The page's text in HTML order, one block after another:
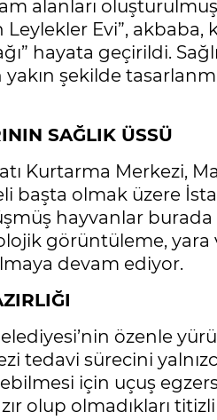
alanları
Leylekler Evi”,
hayata geçirildi.
şekilde
SAĞLIK ÜSSÜ
Kurtarma Merkezi,
başta olmak üzere
hayvanlar
görüntüleme, yara
devam ediyor.
özenle
tedavi sürecini
için uçuş
olup olmadıkları